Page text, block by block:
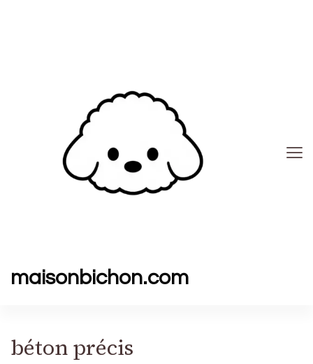
maisonbichon.com
béton précis